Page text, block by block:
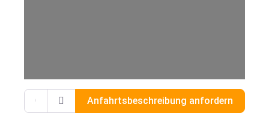
Gib deinen Standort ein.
Anfahrtsbeschreibung anfordern